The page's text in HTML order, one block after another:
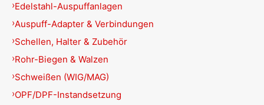
Edelstahl-Auspuffanlagen
Auspuff-Adapter & Verbindungen
Schellen, Halter & Zubehör
Rohr-Biegen & Walzen
Schweißen (WIG/MAG)
OPF/DPF-Instandsetzung